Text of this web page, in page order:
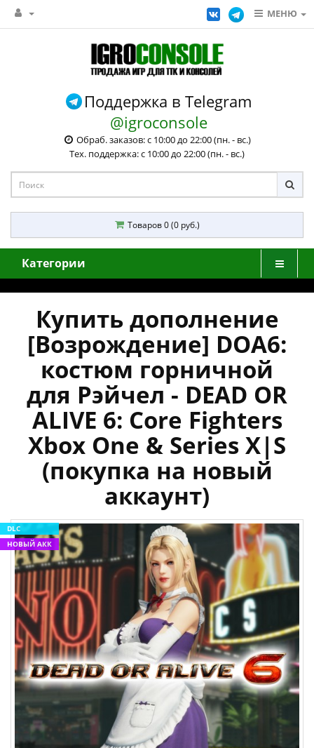
МЕНЮ
Поддержка в Telegram
@igroconsole
Обраб. заказов: с 10:00 до 22:00 (пн. - вс.)
Тех. поддержка: с 10:00 до 22:00 (пн. - вс.)
Товаров 0 (0 руб.)
Категории
Купить дополнение
[Возрождение] DOA6:
костюм горничной
для Рэйчел - DEAD OR
ALIVE 6: Core Fighters
Xbox One & Series X|S
(покупка на новый
аккаунт)
DLC
НОВЫЙ АКК